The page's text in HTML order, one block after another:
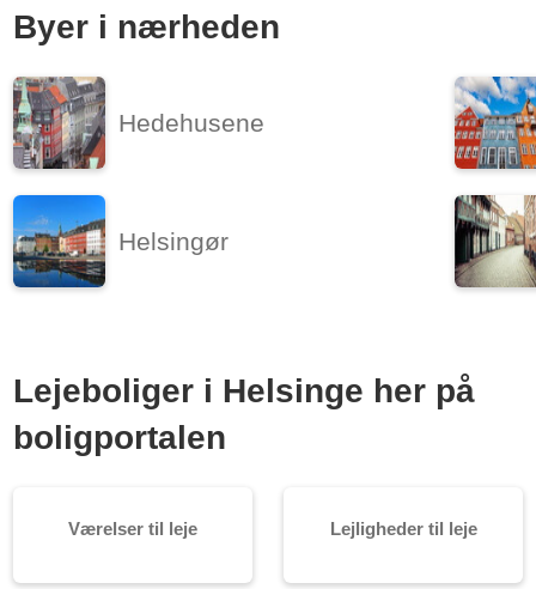
Byer i nærheden
Hedehusene
Helsingør
Lejeboliger i Helsinge her på
boligportalen
Værelser til leje Lejligheder til leje